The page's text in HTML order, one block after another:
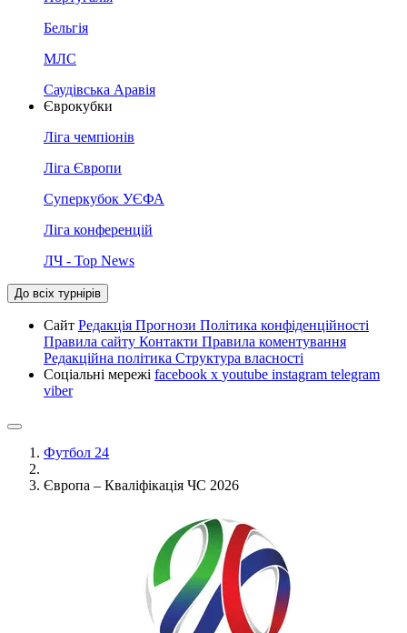
Бельгія
МЛС
Саудівська Аравія
Єврокубки
Ліга чемпіонів
Ліга Європи
Суперкубок УЄФА
Ліга конференцій
ЛЧ - Top News
До всіх турнірів
Сайт Редакція Прогнози Політика конфіденційності
Правила сайту Контакти Правила коментування
Редакційна політика Структура власності
Соціальні мережі facebook x youtube instagram telegram
viber
Футбол 24
Європа – Кваліфікація ЧС 2026